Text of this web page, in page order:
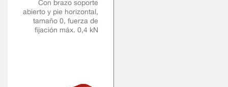
Con brazo soporte
abierto y pie horizontal,
tamaño 0, fuerza de
fijación máx. 0,4 kN